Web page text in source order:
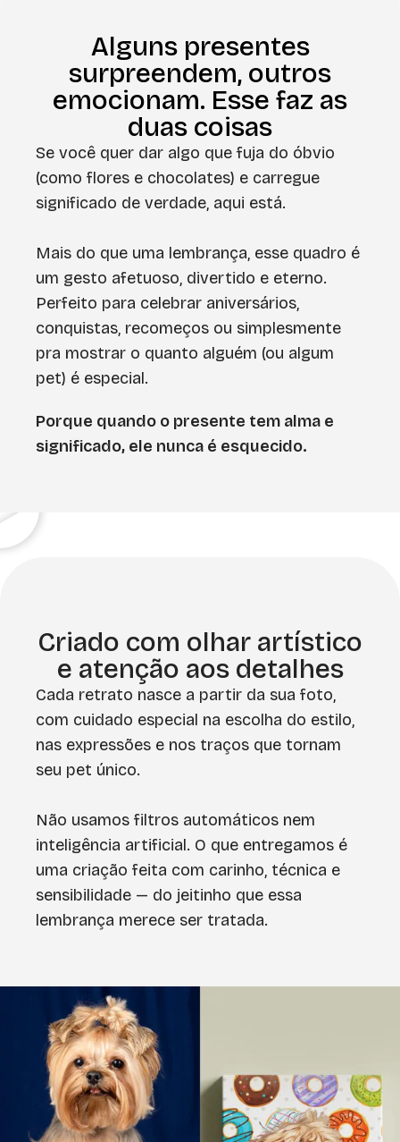
Alguns presentes
surpreendem, outros
emocionam. Esse faz as
duas coisas
Se você quer dar algo que fuja do óbvio
(como flores e chocolates) e carregue
significado de verdade, aqui está.
Mais do que uma lembrança, esse quadro é
um gesto afetuoso, divertido e eterno.
Perfeito para celebrar aniversários,
conquistas, recomeços ou simplesmente
pra mostrar o quanto alguém (ou algum
pet) é especial.
Porque quando o presente tem alma e
significado, ele nunca é esquecido.
Criado com olhar artístico
e atenção aos detalhes
Cada retrato nasce a partir da sua foto,
com cuidado especial na escolha do estilo,
nas expressões e nos traços que tornam
seu pet único.
Não usamos filtros automáticos nem
inteligência artificial. O que entregamos é
uma criação feita com carinho, técnica e
sensibilidade — do jeitinho que essa
lembrança merece ser tratada.